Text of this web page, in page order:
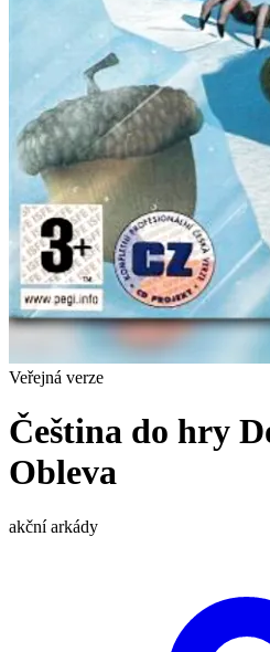
Veřejná verze
Čeština do hry
Obleva
akční arkády